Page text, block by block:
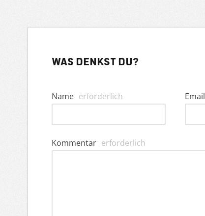
Was denkst du?
Name erforderlich Email
Kommentar erforderlich